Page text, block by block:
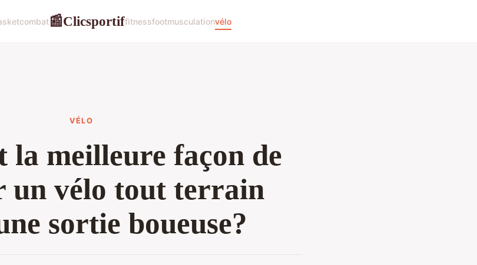
combat📰Clicsportiffitnessfootmusculationvélo
VÉLO
la meilleure façon de
un vélo tout terrain
sortie boueuse?